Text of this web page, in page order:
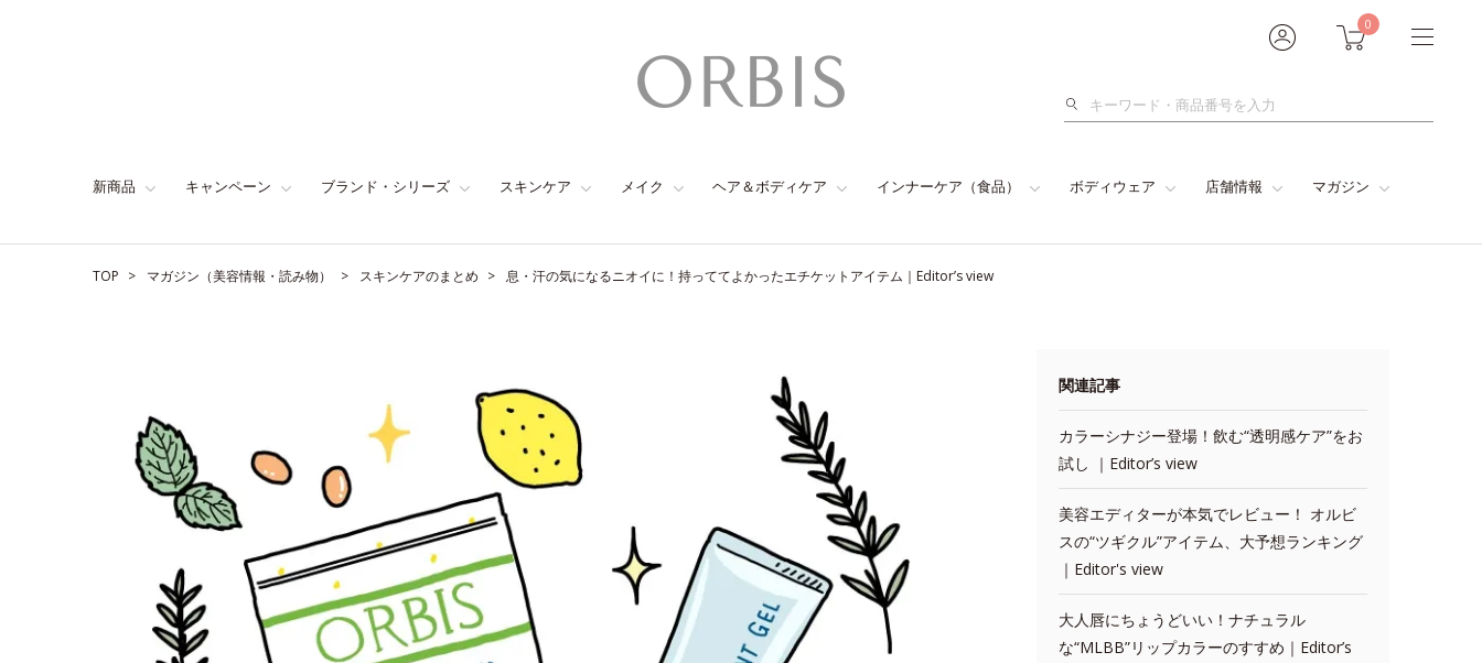
0
検
新商品 キャンペーン ブランド・シリーズ スキンケア メイク ヘア＆ボディケア インナーケア（食品） ボディウェア 店舗情報 マガジン
TOP マガジン（美容情報・読み物） スキンケアのまとめ 息・汗の気になるニオイに！持っててよかったエチケットアイテム｜Editor’s view
関連記事
カラーシナジー登場！飲む“透明感ケア”をお
試し ｜Editor’s view
美容エディターが本気でレビュー！ オルビ
スの“ツギクル”アイテム、大予想ランキング
｜Editor's view
大人唇にちょうどいい！ナチュラル
な“MLBB”リップカラーのすすめ｜Editor’s